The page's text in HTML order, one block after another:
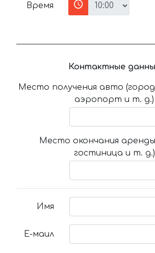
Время
Контактные
Место получения авто
аэропорт и т. д.)
Место окончания
гостиница и т. д.)
Имя
Е-маил